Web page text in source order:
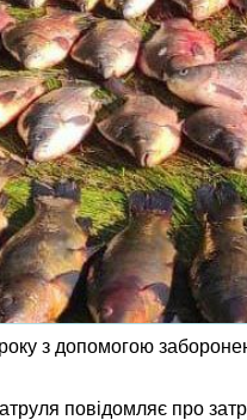
з допомогою
повідомляє про